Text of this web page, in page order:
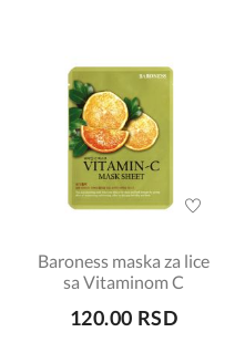
Baroness maska za lice
sa Vitaminom C
120.00 RSD